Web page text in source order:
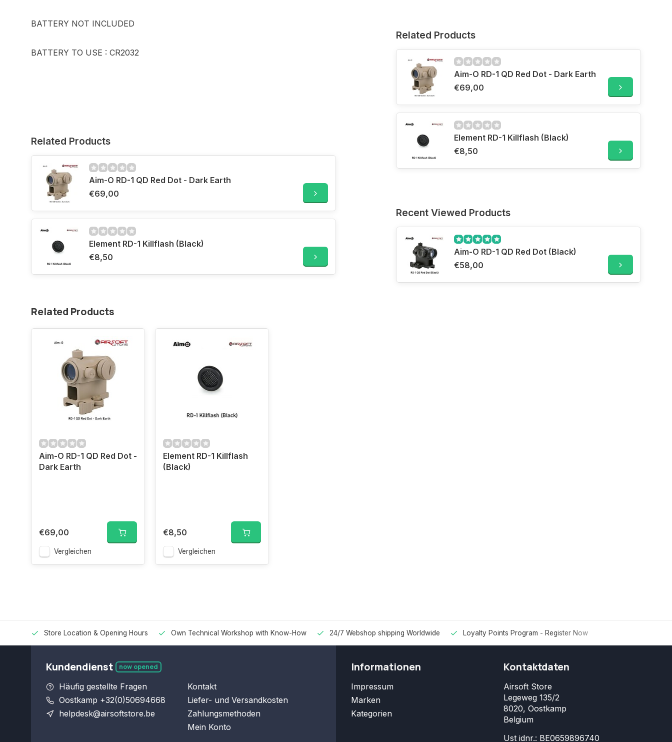
BATTERY NOT INCLUDED
BATTERY TO USE : CR2032
Related Products
Aim-O RD-1 QD Red Dot - Dark Earth
€69,00
Element RD-1 Killflash (Black)
€8,50
Related Products
Aim-O RD-1 QD Red Dot - Dark Earth
€69,00
Element RD-1 Killflash (Black)
€8,50
Recent Viewed Products
Aim-O RD-1 QD Red Dot (Black)
€58,00
Related Products
Aim-O RD-1 QD Red Dot -
Dark Earth
€69,00
Vergleichen
Element RD-1 Killflash
(Black)
€8,50
Vergleichen
Store Location & Opening Hours Own Technical Workshop with Know-How 24/7 Webshop shipping Worldwide Loyalty Points Program - Register Now
Kundendienst now opened
Häufig gestellte Fragen
Oostkamp +32(0)50694668
helpdesk@airsoftstore.be
Kontakt
Liefer- und Versandkosten
Zahlungsmethoden
Mein Konto
Informationen
Impressum
Marken
Kategorien
Kontaktdaten
Airsoft Store
Legeweg 135/2
8020, Oostkamp
Belgium
Ust idnr.: BE0659896740